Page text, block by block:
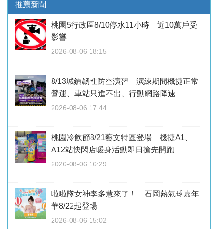
推薦新聞
桃園5行政區8/10停水11小時 近10萬戶受
影響
2026-08-06 18:15
8/13城鎮韌性防空演習 演練期間機捷正常
營運、車站只進不出、行動網路降速
2026-08-06 17:44
桃園冷飲節8/21藝文特區登場 機捷A1、
A12站快閃店暖身活動即日搶先開跑
2026-08-06 16:29
啦啦隊女神李多慧來了！ 石岡熱氣球嘉年
華8/22起登場
2026-08-06 15:02